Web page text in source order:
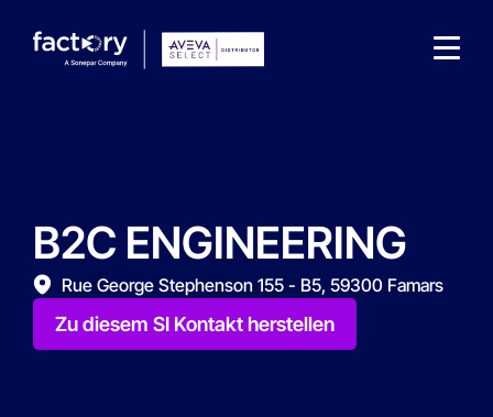
Wonach suchst du ?
B2C ENGINEERING
Rue George Stephenson 155 - B5, 59300 Famars
Zu diesem SI Kontakt herstellen